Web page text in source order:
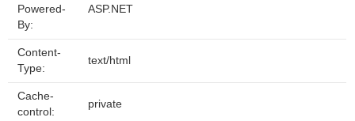
Powered-
By:
ASP.NET
Content-
Type:
text/html
Cache-
control:
private